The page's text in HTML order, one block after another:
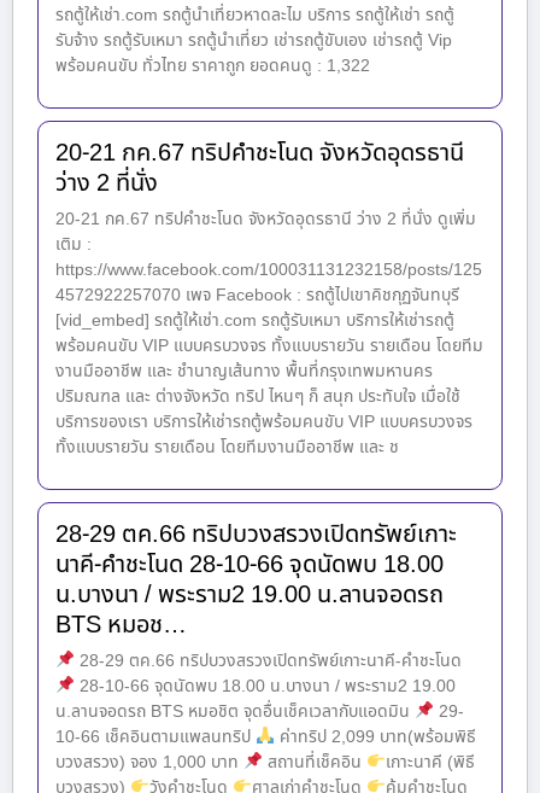
รถตู้ให้เช่า.com รถตู้นำเที่ยวหาดละไม บริการ รถตู้ให้เช่า รถตู้
รับจ้าง รถตู้รับเหมา รถตู้นำเที่ยว เช่ารถตู้ขับเอง เช่ารถตู้ Vip
พร้อมคนขับ ทั่วไทย ราคาถูก ยอดคนดู : 1,322
20-21 กค.67 ทริปคำชะโนด จังหวัดอุดรธานี
ว่าง 2 ที่นั่ง
20-21 กค.67 ทริปคำชะโนด จังหวัดอุดรธานี ว่าง 2 ที่นั่ง ดูเพิ่ม
เติม :
https://www.facebook.com/100031131232158/posts/125
4572922257070 เพจ Facebook : รถตู้ไปเขาคิชกุฏจันทบุรี
[vid_embed] รถตู้ให้เช่า.com รถตู้รับเหมา บริการให้เช่ารถตู้
พร้อมคนขับ VIP แบบครบวงจร ทั้งแบบรายวัน รายเดือน โดยทีม
งานมืออาชีพ และ ชำนาญเส้นทาง พื้นที่กรุงเทพมหานคร
ปริมณฑล และ ต่างจังหวัด ทริป ไหนๆ ก็ สนุก ประทับใจ เมื่อใช้
บริการของเรา บริการให้เช่ารถตู้พร้อมคนขับ VIP แบบครบวงจร
ทั้งแบบรายวัน รายเดือน โดยทีมงานมืออาชีพ และ ช
28-29 ตค.66 ทริปบวงสรวงเปิดทรัพย์เกาะ
นาคี-คำชะโนด 28-10-66 จุดนัดพบ 18.00
น.บางนา / พระราม2 19.00 น.ลานจอดรถ
BTS หมอช…
28-29 ตค.66 ทริปบวงสรวงเปิดทรัพย์เกาะนาคี-คำชะโนด
28-10-66 จุดนัดพบ 18.00 น.บางนา / พระราม2 19.00
น.ลานจอดรถ BTS หมอชิต จุดอื่นเช็คเวลากับแอดมิน
29-
10-66 เช็คอินตามแพลนทริป
ค่าทริป 2,099 บาท(พร้อมพิธี
บวงสรวง) จอง 1,000 บาท
สถานที่เช็คอิน
เกาะนาคี (พิธี
บวงสรวง)
วังคำชะโนด ศาลเก่าคำชะโนด
คุ้มคำชะโนด